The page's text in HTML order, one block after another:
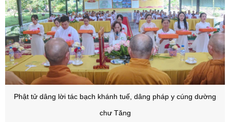
Phật tử dâng lời tác bạch khánh tuế, dâng pháp y cúng dường
chư Tăng